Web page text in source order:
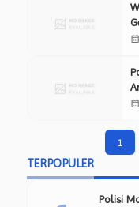
calendar_month
calendar_month
1
TERPOPULER
Polisi